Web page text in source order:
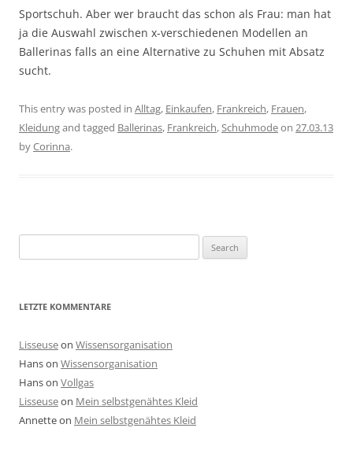
Sportschuh. Aber wer braucht das schon als Frau: man hat
ja die Auswahl zwischen x-verschiedenen Modellen an
Ballerinas falls an eine Alternative zu Schuhen mit Absatz
sucht.
This entry was posted in Alltag, Einkaufen, Frankreich, Frauen,
Kleidungand tagged Ballerinas, Frankreich,Schuhmodeon 27.03.13
byCorinna.
for:
LETZTE KOMMENTARE
Lisseuseon Wissensorganisation
Hanson Wissensorganisation
Hanson Vollgas
Lisseuseon Mein selbstgenähtes Kleid
Annetteon Mein selbstgenähtes Kleid